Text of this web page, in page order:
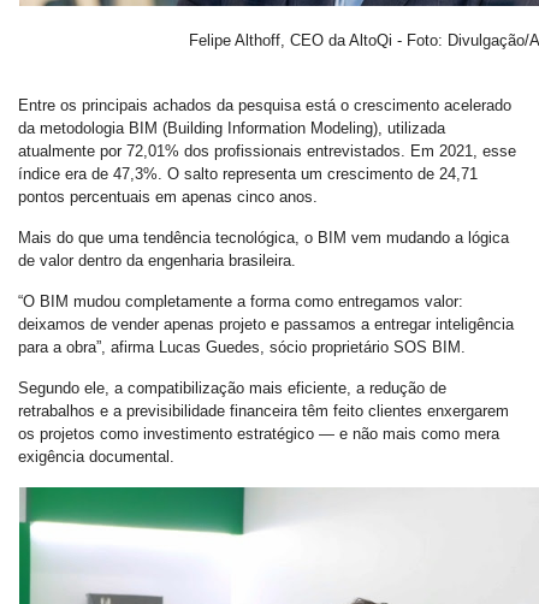
Felipe Althoff, CEO da AltoQi - Foto: Divulgação/
Entre os principais achados da pesquisa está o crescimento acelerado
da metodologia BIM (Building Information Modeling), utilizada
atualmente por 72,01% dos profissionais entrevistados. Em 2021, esse
índice era de 47,3%. O salto representa um crescimento de 24,71
pontos percentuais em apenas cinco anos.
Mais do que uma tendência tecnológica, o BIM vem mudando a lógica
de valor dentro da engenharia brasileira.
“O BIM mudou completamente a forma como entregamos valor:
deixamos de vender apenas projeto e passamos a entregar inteligência
para a obra”, afirma Lucas Guedes, sócio proprietário SOS BIM.
Segundo ele, a compatibilização mais eficiente, a redução de
retrabalhos e a previsibilidade financeira têm feito clientes enxergarem
os projetos como investimento estratégico — e não mais como mera
exigência documental.